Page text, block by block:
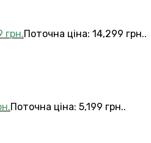
грн.Поточна ціна: 14,299 грн..
Поточна ціна: 5,199 грн..